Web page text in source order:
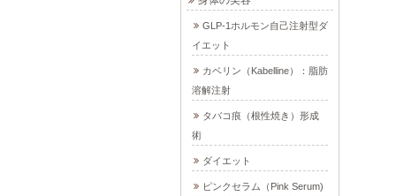
GLP-1ホルモン自己注射型ダ
イエット
カベリン（Kabelline）：脂肪
溶解注射
タバコ痕（根性焼き）形成
術
ダイエット
ピンクセラム（Pink Serum)